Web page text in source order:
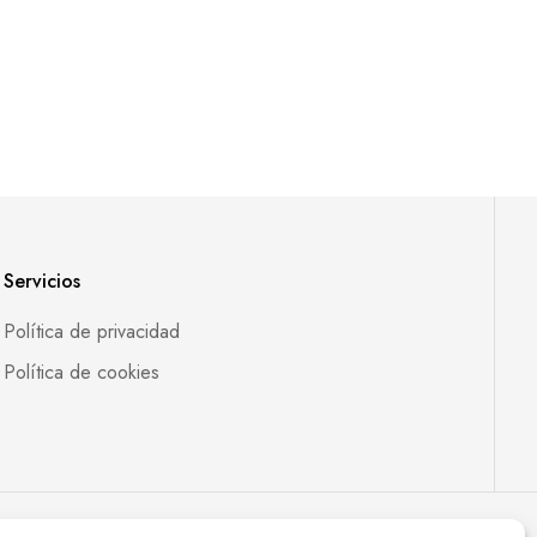
Servicios
Política de privacidad
Política de cookies